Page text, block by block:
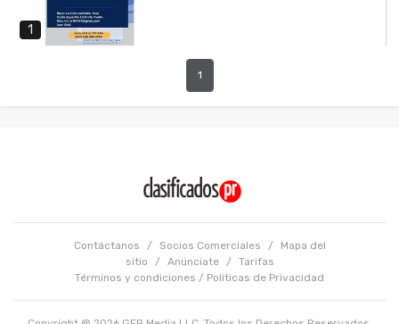
1
1
Contáctanos / Socios Comerciales /
Mapa del
sitio
/ Anúnciate /
Tarifas
Términos y condiciones / Políticas de Privacidad